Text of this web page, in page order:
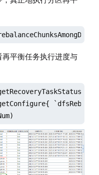
平衡任务执行进度与